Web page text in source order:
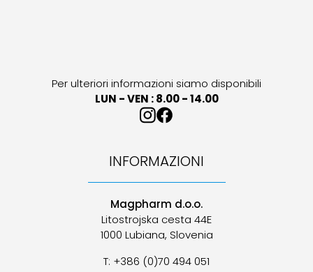
INFORMAZIONI
Magpharm d.o.o.
Litostrojska cesta 44E
1000 Lubiana, Slovenia
T: +386 (0)70 494 051
Per ulteriori informazioni siamo disponibili
LUN - VEN : 8.00 - 14.00